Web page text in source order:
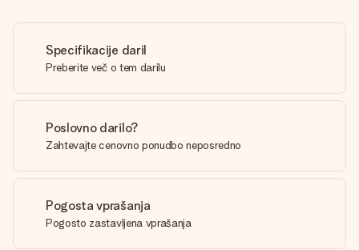
Specifikacije daril
Preberite več o tem darilu
Poslovno darilo?
Zahtevajte cenovno ponudbo neposredno
Pogosta vprašanja
Pogosto zastavljena vprašanja